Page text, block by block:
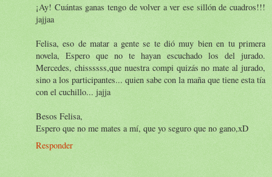
¡Ay! Cuántas ganas tengo de volver a ver ese sillón de cuadros!!!
jajjaa
Felisa, eso de matar a gente se te dió muy bien en tu primera
novela, Espero que no te hayan escuchado los del jurado.
Mercedes, chissssss,que nuestra compi quizás no mate al jurado,
sino a los participantes... quien sabe con la maña que tiene esta tía
con el cuchillo... jajja
Besos Felisa,
Espero que no me mates a mí, que yo seguro que no gano,xD
Responder